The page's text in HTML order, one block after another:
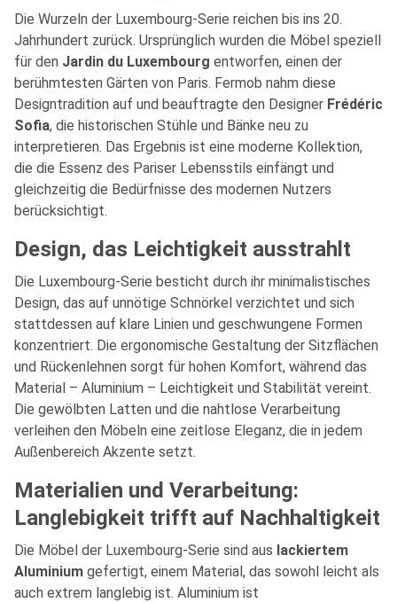
Die Wurzeln der Luxembourg-Serie reichen bis ins 20.
Jahrhundert zurück. Ursprünglich wurden die Möbel speziell
für den Jardin du Luxembourg entworfen, einen der
berühmtesten Gärten von Paris. Fermob nahm diese
Designtradition auf und beauftragte den Designer Frédéric
Sofia, die historischen Stühle und Bänke neu zu
interpretieren. Das Ergebnis ist eine moderne Kollektion,
die die Essenz des Pariser Lebensstils einfängt und
gleichzeitig die Bedürfnisse des modernen Nutzers
berücksichtigt.
Design, das Leichtigkeit ausstrahlt
Die Luxembourg-Serie besticht durch ihr minimalistisches
Design, das auf unnötige Schnörkel verzichtet und sich
stattdessen auf klare Linien und geschwungene Formen
konzentriert. Die ergonomische Gestaltung der Sitzflächen
und Rückenlehnen sorgt für hohen Komfort, während das
Material – Aluminium – Leichtigkeit und Stabilität vereint.
Die gewölbten Latten und die nahtlose Verarbeitung
verleihen den Möbeln eine zeitlose Eleganz, die in jedem
Außenbereich Akzente setzt.
Materialien und Verarbeitung:
Langlebigkeit trifft auf Nachhaltigkeit
Die Möbel der Luxembourg-Serie sind aus lackiertem
Aluminium gefertigt, einem Material, das sowohl leicht als
auch extrem langlebig ist. Aluminium ist